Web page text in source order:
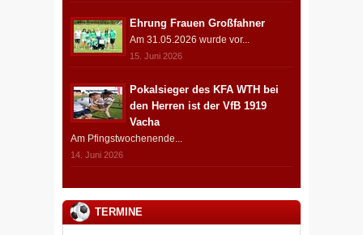
Ehrung Frauen Großfahner
Am 31.05.2026 wurde vor...
15. Juni 2026
Pokalsieger des KFA WTH bei
den Herren ist der VfB 1919
Vacha
Am Pfingstwochenende...
14. Juni 2026
TERMINE